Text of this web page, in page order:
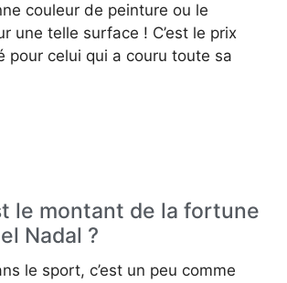
couleur de peinture ou le
une telle surface ! C’est le prix
pour celui qui a couru toute sa
le montant de la fortune
Nadal ?
le sport, c’est un peu comme